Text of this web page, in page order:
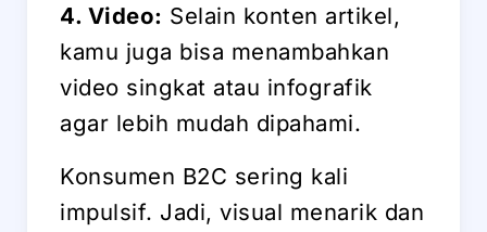
4. Video: Selain konten artikel,
kamu juga bisa menambahkan
video singkat atau infografik
agar lebih mudah dipahami.
Konsumen B2C sering kali
impulsif. Jadi, visual menarik dan